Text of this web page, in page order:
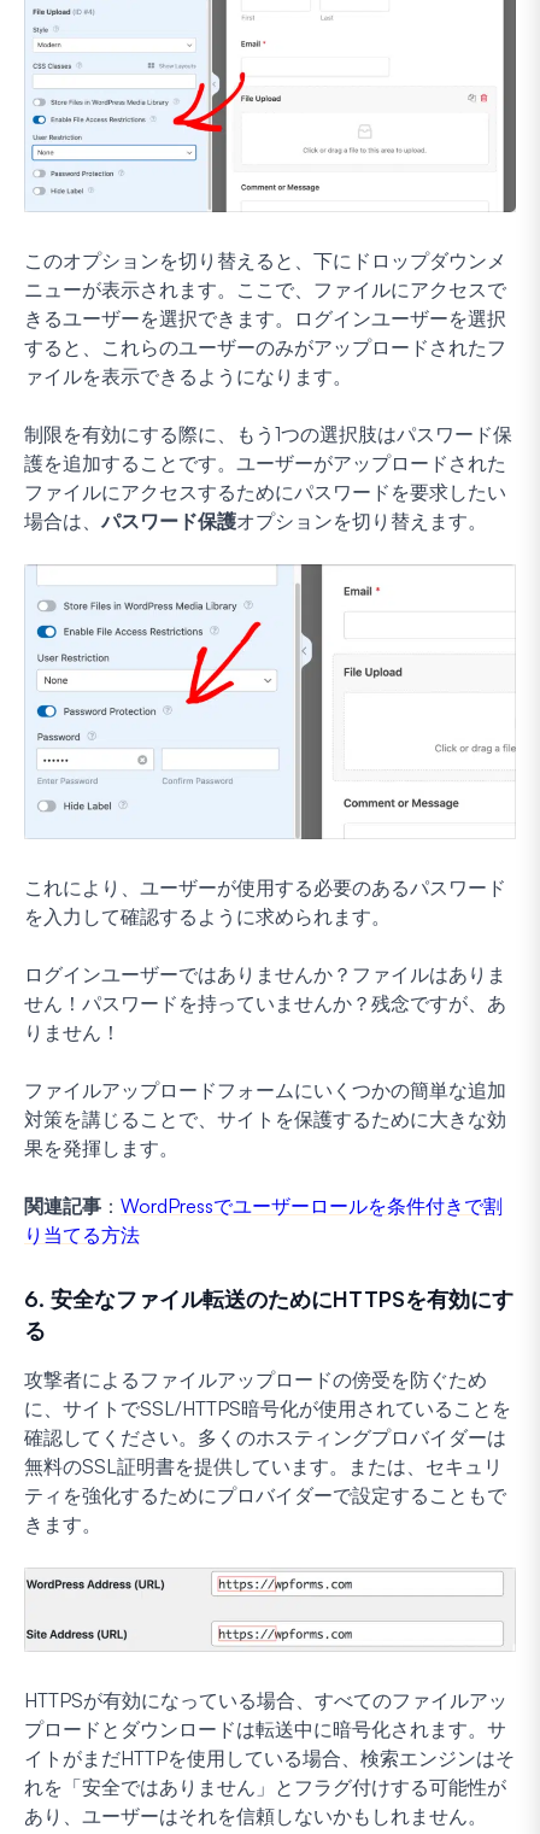
このオプションを切り替えると、下にドロップダウンメ
ニューが表示されます。ここで、ファイルにアクセスで
きるユーザーを選択できます。ログインユーザーを選択
すると、これらのユーザーのみがアップロードされたフ
ァイルを表示できるようになります。
制限を有効にする際に、もう1つの選択肢はパスワード保
護を追加することです。ユーザーがアップロードされた
ファイルにアクセスするためにパスワードを要求したい
場合は、パスワード保護オプションを切り替えます。
これにより、ユーザーが使用する必要のあるパスワード
を入力して確認するように求められます。
ログインユーザーではありませんか？ファイルはありま
せん！パスワードを持っていませんか？残念ですが、あ
りません！
ファイルアップロードフォームにいくつかの簡単な追加
対策を講じることで、サイトを保護するために大きな効
果を発揮します。
関連記事 ： WordPressでユーザーロールを条件付きで割
り当てる方法
6. 安全なファイル転送のためにHTTPSを有効にす
る
攻撃者によるファイルアップロードの傍受を防ぐため
に、サイトでSSL/HTTPS暗号化が使用されていることを
確認してください。多くのホスティングプロバイダーは
無料のSSL証明書を提供しています。または、セキュリ
ティを強化するためにプロバイダーで設定することもで
きます。
HTTPSが有効になっている場合、すべてのファイルアッ
プロードとダウンロードは転送中に暗号化されます。サ
イトがまだHTTPを使用している場合、検索エンジンはそ
れを「安全ではありません」とフラグ付けする可能性が
あり、ユーザーはそれを信頼しないかもしれません。